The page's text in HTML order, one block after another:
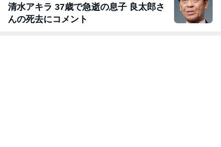
清水アキラ 37歳で急逝の息子 良太郎さ
んの死去にコメント